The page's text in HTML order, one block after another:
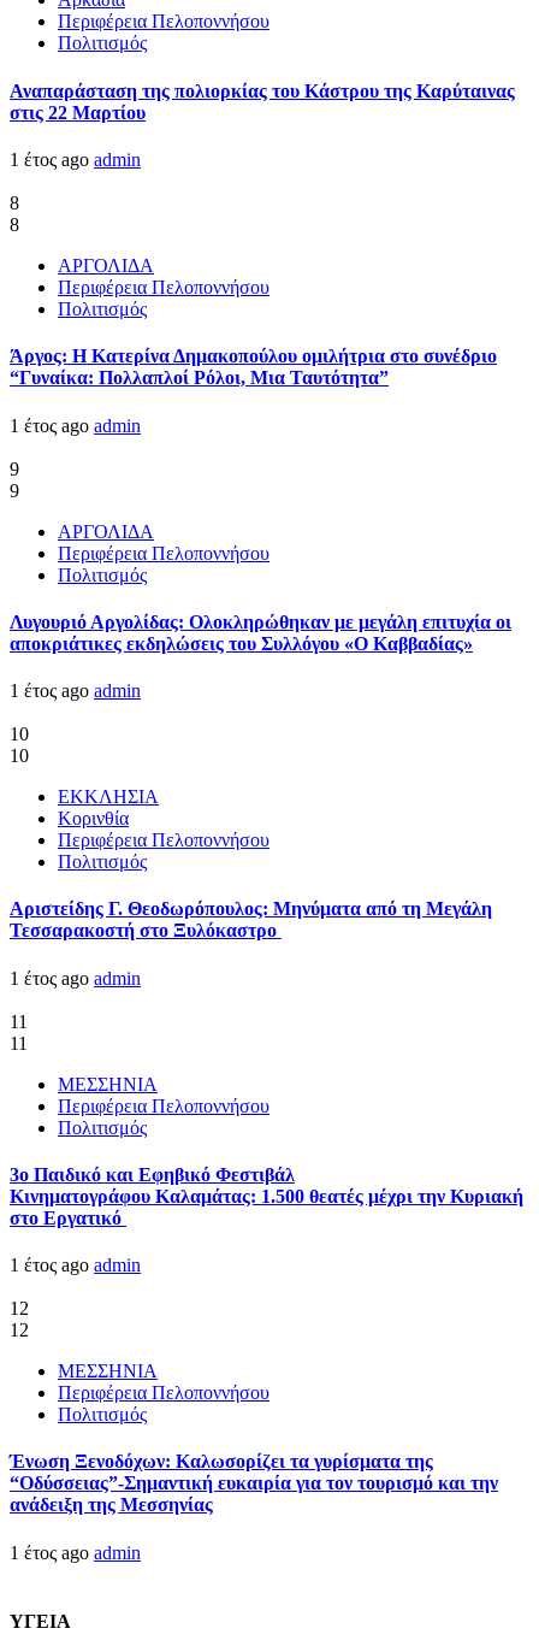
Περιφέρεια Πελοποννήσου
Πολιτισμός
Αναπαράσταση της πολιορκίας του Κάστρου της Καρύταινας
στις 22 Μαρτίου
1 έτος ago admin
8
8
ΑΡΓΟΛΙΔΑ
Περιφέρεια Πελοποννήσου
Πολιτισμός
Άργος: Η Κατερίνα Δημακοπούλου ομιλήτρια στο συνέδριο
“Γυναίκα: Πολλαπλοί Ρόλοι, Μια Ταυτότητα”
1 έτος ago admin
9
9
ΑΡΓΟΛΙΔΑ
Περιφέρεια Πελοποννήσου
Πολιτισμός
Λυγουριό Αργολίδας: Ολοκληρώθηκαν με μεγάλη επιτυχία οι
αποκριάτικες εκδηλώσεις του Συλλόγου «Ο Καββαδίας»
1 έτος ago admin
10
10
ΕΚΚΛΗΣΙΑ
Κορινθία
Περιφέρεια Πελοποννήσου
Πολιτισμός
Αριστείδης Γ. Θεοδωρόπουλος: Μηνύματα από τη Μεγάλη
Τεσσαρακοστή στο Ξυλόκαστρο
1 έτος ago admin
11
11
ΜΕΣΣΗΝΙΑ
Περιφέρεια Πελοποννήσου
Πολιτισμός
3ο Παιδικό και Εφηβικό Φεστιβάλ
Κινηματογράφου Καλαμάτας: 1.500 θεατές μέχρι την Κυριακή
στο Εργατικό
1 έτος ago admin
12
12
ΜΕΣΣΗΝΙΑ
Περιφέρεια Πελοποννήσου
Πολιτισμός
Ένωση Ξενοδόχων: Καλωσορίζει τα γυρίσματα της
“Οδύσσειας”-Σημαντική ευκαιρία για τον τουρισμό και την
ανάδειξη της Μεσσηνίας
1 έτος ago admin
ΥΓΕΙΑ